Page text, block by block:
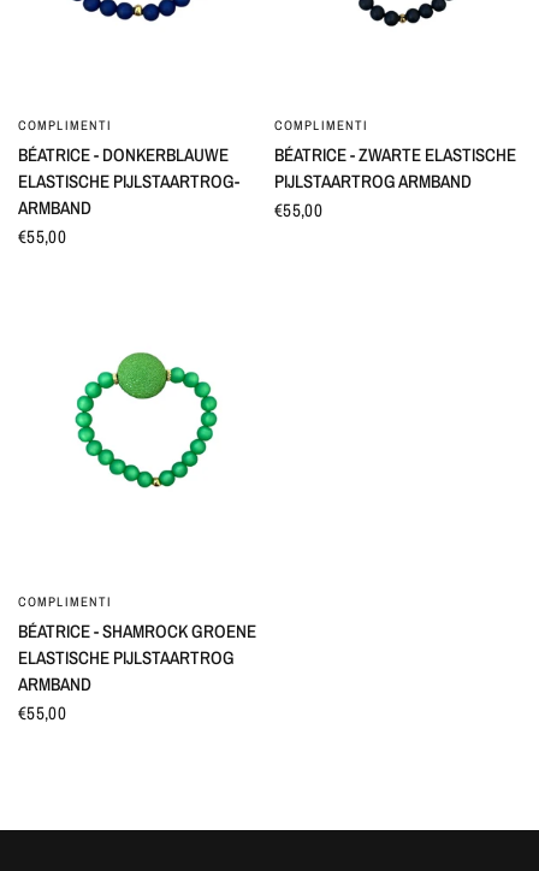
SNEL BEKIJKEN
COMPLIMENTI
BÉATRICE - DONKERBLAUWE
ELASTISCHE PIJLSTAARTROG-
ARMBAND
€55,00
SNEL BEKIJKEN
COMPLIMENTI
BÉATRICE - ZWARTE ELASTISCHE
PIJLSTAARTROG ARMBAND
€55,00
SNEL BEKIJKEN
COMPLIMENTI
BÉATRICE - SHAMROCK GROENE
ELASTISCHE PIJLSTAARTROG
ARMBAND
€55,00